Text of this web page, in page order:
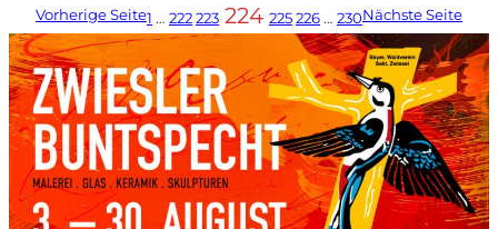
Vorherige Seite1 … 222223 224 225226 … 230Nächste Seite